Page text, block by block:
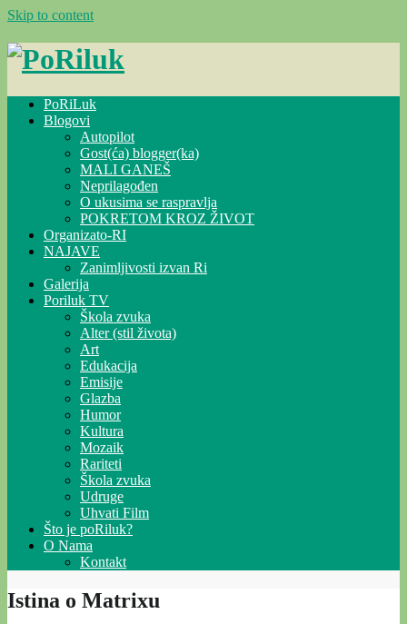
Skip to content
PoRiLuk
Blogovi
Autopilot
Gost(ća) blogger(ka)
MALI GANEŠ
Neprilagođen
O ukusima se raspravlja
POKRETOM KROZ ŽIVOT
Organizato-RI
NAJAVE
Zanimljivosti izvan Ri
Galerija
Poriluk TV
Škola zvuka
Alter (stil života)
Art
Edukacija
Emisije
Glazba
Humor
Kultura
Mozaik
Rariteti
Škola zvuka
Udruge
Uhvati Film
Što je poRiluk?
O Nama
Kontakt
Istina o Matrixu